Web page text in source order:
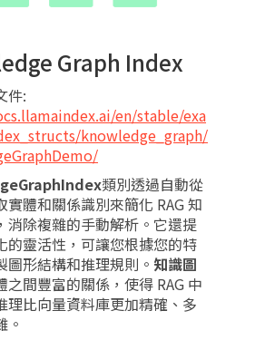
Graph Index
件:
en/stable/exa
knowledge_graph/
類別透過自動從
實體和關係識別來簡化 RAG 知
消除複雜的手動解析。它還提
的靈活性，可讓您根據您的特
圖形結構和推理規則。 知識圖
之間豐富的關係，使得 RAG 中
理比向量資料庫更加精確、多
。